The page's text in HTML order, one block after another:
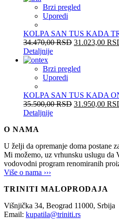
Brzi pregled
Uporedi
KOLPA SAN TUS KADA
34.470,00RSD 31.023,00
Detaljnije
Brzi pregled
Uporedi
KOLPA SAN TUS KADA
35.500,00RSD 31.950,00
Detaljnije
O NAMA
U želji da opremanje doma postane
Mi možemo, uz vrhunsku uslugu da
vodovodni program renomiranih
Više o nama ›››
TRINITI MALOPRODAJA
Višnjička 34, Beograd 11000, Srbija
Email: kupatila@triniti.rs